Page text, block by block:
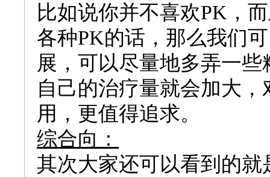
比如说你并不喜欢PK，
各种PK的话，那么我们
展，可以尽量地多弄一
自己的治疗量就会加大
用，更值得追求。
综合向：
其次大家还可以看到的